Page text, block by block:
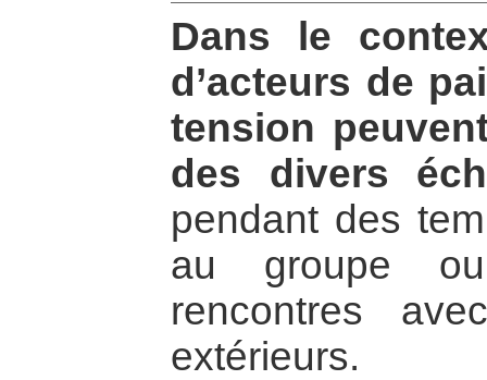
Dans le
d’acteurs de
tension
des divers
pendant des
au groupe
rencontres
extérieurs.